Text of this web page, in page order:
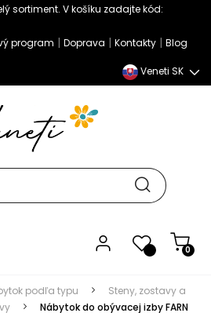
sortiment. V košíku zadajte kód:
program | Doprava | Kontakty | Blog
Veneti SK
0
podľa typu
Steny, zostavy a
Nábytok do obývacej izby FARN